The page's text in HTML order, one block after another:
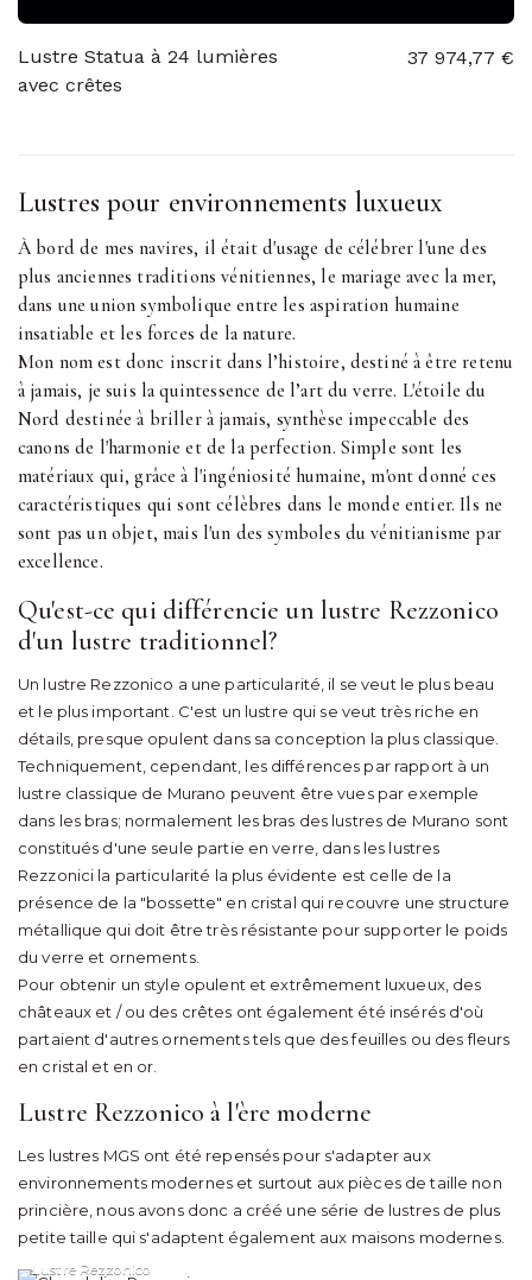
Lustre Statua à 24 lumières
avec crêtes
37 974,77 €
Lustres pour environnements luxueux
À bord de mes navires, il était d'usage de célébrer l'une des
plus anciennes traditions vénitiennes, le mariage avec la mer,
dans une union symbolique entre les aspiration humaine
insatiable et les forces de la nature.
Mon nom est donc inscrit dans l’histoire, destiné à être retenu
à jamais, je suis la quintessence de l’art du verre. L'étoile du
Nord destinée à briller à jamais, synthèse impeccable des
canons de l'harmonie et de la perfection. Simple sont les
matériaux qui, grâce à l'ingéniosité humaine, m'ont donné ces
caractéristiques qui sont célèbres dans le monde entier. Ils ne
sont pas un objet, mais l'un des symboles du vénitianisme par
excellence.
Qu'est-ce qui différencie un lustre Rezzonico
d'un lustre traditionnel?
Un lustre Rezzonico a une particularité, il se veut le plus beau
et le plus important. C'est un lustre qui se veut très riche en
détails, presque opulent dans sa conception la plus classique.
Techniquement, cependant, les différences par rapport à un
lustre classique de Murano peuvent être vues par exemple
dans les bras; normalement les bras des lustres de Murano sont
constitués d'une seule partie en verre, dans les lustres
Rezzonici la particularité la plus évidente est celle de la
présence de la "bossette" en cristal qui recouvre une structure
métallique qui doit être très résistante pour supporter le poids
du verre et ornements.
Pour obtenir un style opulent et extrêmement luxueux, des
châteaux et / ou des crêtes ont également été insérés d'où
partaient d'autres ornements tels que des feuilles ou des fleurs
en cristal et en or.
Lustre Rezzonico à l'ère moderne
Les lustres MGS ont été repensés pour s'adapter aux
environnements modernes et surtout aux pièces de taille non
princière, nous avons donc a créé une série de lustres de plus
petite taille qui s'adaptent également aux maisons modernes.
Lustre Rezzonico